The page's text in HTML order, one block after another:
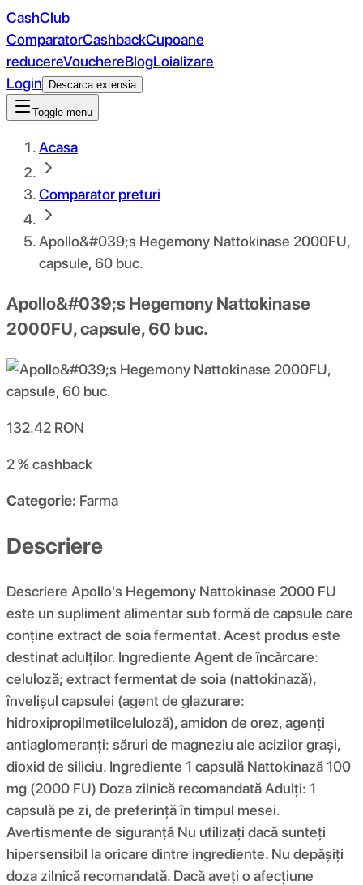
CashClub
ComparatorCashbackCupoane
reducereVouchereBlogLoializare
Login
Descarca extensia
Toggle menu
Acasa
Comparator preturi
Apollo&#039;s Hegemony Nattokinase 2000FU,
capsule, 60 buc.
Apollo&#039;s Hegemony Nattokinase
2000FU, capsule, 60 buc.
132.42 RON
2 %cashback
Categorie: Farma
Descriere
Descriere Apollo's Hegemony Nattokinase 2000 FU
este un supliment alimentar sub formă de capsule care
conține extract de soia fermentat. Acest produs este
destinat adulților. Ingrediente Agent de încărcare:
celuloză; extract fermentat de soia (nattokinază),
învelișul capsulei (agent de glazurare:
hidroxipropilmetilceluloză), amidon de orez, agenți
antiaglomeranți: săruri de magneziu ale acizilor grași,
dioxid de siliciu. Ingrediente 1 capsulă Nattokinază 100
mg (2000 FU) Doza zilnică recomandată Adulți: 1
capsulă pe zi, de preferință în timpul mesei.
Avertismente de siguranță Nu utilizați dacă sunteți
hipersensibil la oricare dintre ingrediente. Nu depășiți
doza zilnică recomandată. Dacă aveți o afecțiune